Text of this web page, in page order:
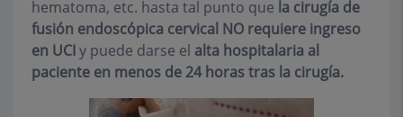
hematoma, etc. hasta tal punto que la cirugía de
fusión endoscópica cervical NO requiere ingreso
en UCIy puede darse el alta hospitalaria al
paciente en menos de 24 horas tras la cirugía.